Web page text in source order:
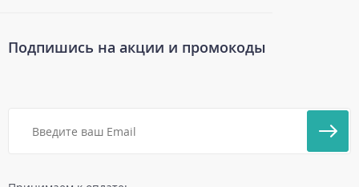
Подпишись на акции и промокоды